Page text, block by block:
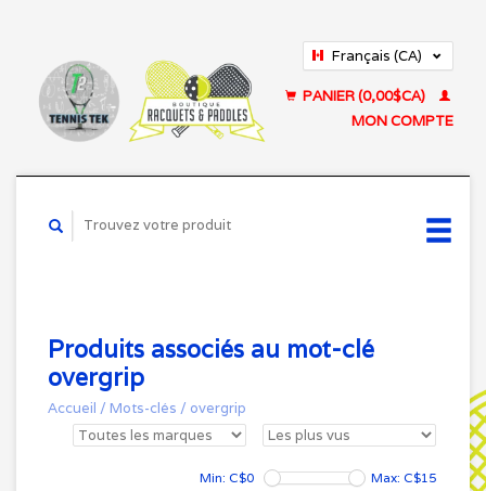
Français (CA)
PANIER (0,00$CA)
MON COMPTE
Produits associés au mot-clé
overgrip
Accueil / Mots-clés / overgrip
Min: C$0 Max: C$15